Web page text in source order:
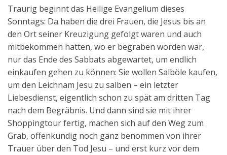
Traurig beginnt das Heilige Evangelium dieses
Sonntags: Da haben die drei Frauen, die Jesus bis an
den Ort seiner Kreuzigung gefolgt waren und auch
mitbekommen hatten, wo er begraben worden war,
nur das Ende des Sabbats abgewartet, um endlich
einkaufen gehen zu können: Sie wollen Salböle kaufen,
um den Leichnam Jesu zu salben – ein letzter
Liebesdienst, eigentlich schon zu spät am dritten Tag
nach dem Begräbnis. Und dann sind sie mit ihrer
Shoppingtour fertig, machen sich auf den Weg zum
Grab, offenkundig noch ganz benommen von ihrer
Trauer über den Tod Jesu – und erst kurz vor dem